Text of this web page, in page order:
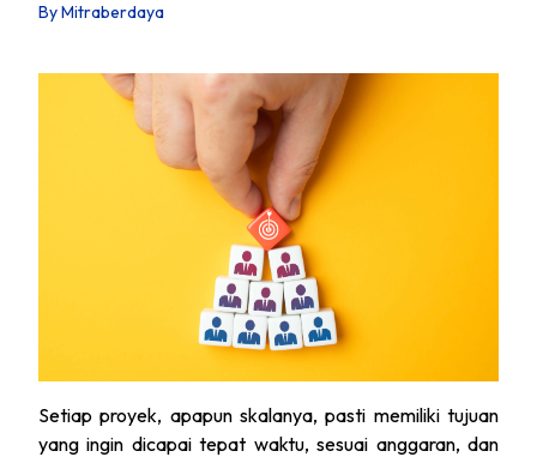
ByMitraberdaya
Setiap proyek, apapun skalanya, pasti memiliki tujuan
yang ingin dicapai tepat waktu, sesuai anggaran, dan